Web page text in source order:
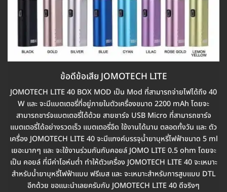
ข้อดีข้อเสีย JOMOTECH LITE
JOMOTECH LITE 40 BOX MOD เป็น Mod ที่สามารถจ่ายไฟได้ถึง 40
W และ จะมีแบตเตอรี่ที่อยู่ภายในตัวเครื่องขนาด 2200 mAh โดยจะ
สามารถชาร์จแบตเตอรี่ได้ด้วย สายชาร์จ USB Micro ที่สามารถชาร์จ
แบตเตอรี่ได้อย่างรวดเร็ว แบตเตอรี่อึด ใช้งานได้นาน ตลอดทั้งวัน และ ตัว
เครื่อง JOMOTECH LITE 40 จะมีแทงค์บรรจุน้ำยาบุหรี่ไฟฟ้าขนาด 5 ml
เยอะมากๆ และ จะใช้งานร่วมกันกับคอยล์ JOMO LITE 0.5 ohm โดยจะ
เป็น คอยล์ ที่มีค่าโอห์มต่ำ ทำให้ตัวเครื่อง JOMOTECH LITE 40 จะเหมาะ
สำหรับน้ำยาบุหรี่ไฟฟ้าแบบ ฟรีเบส และ จะเหมาะสำหรับการสูบแบบ DTL
อีกด้วย ขอแนะนำเลยครับกับ JOMOTECH LITE 40 ดีจริงๆ